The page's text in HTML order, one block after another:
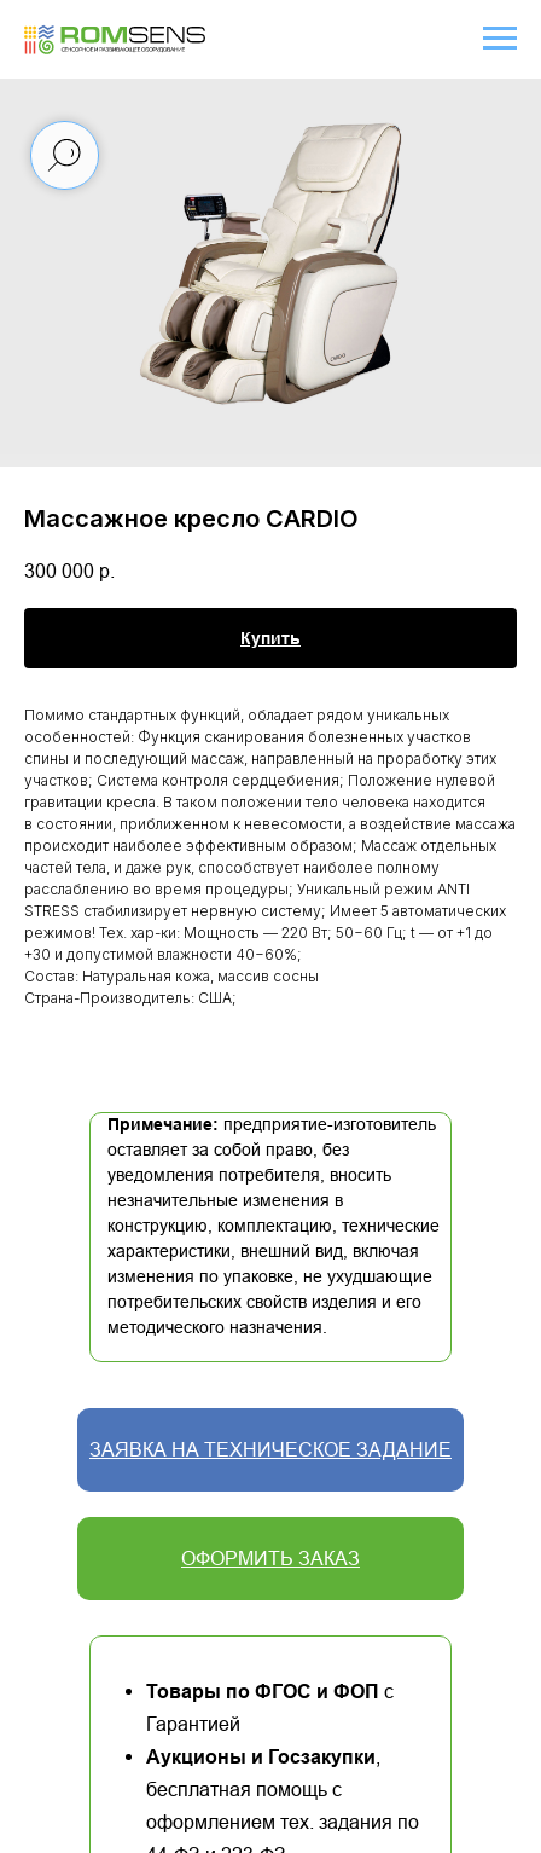
Массажное кресло CARDIO
300 000 р.
Купить
Помимо стандартных функций, обладает рядом уникальных
особенностей: Функция сканирования болезненных участков
спины и последующий массаж, направленный на проработку этих
участков; Система контроля сердцебиения; Положение нулевой
гравитации кресла. В таком положении тело человека находится
в состоянии, приближенном к невесомости, а воздействие массажа
происходит наиболее эффективным образом; Массаж отдельных
частей тела, и даже рук, способствует наиболее полному
расслаблению во время процедуры; Уникальный режим ANTI
STRESS стабилизирует нервную систему; Имеет 5 автоматических
режимов! Тех. хар-ки: Мощность — 220 Вт; 50−60 Гц; t — от +1 до
+30 и допустимой влажности 40−60%;
Состав: Натуральная кожа, массив сосны
Страна-Производитель: США;
ЗАЯВКА НА ТЕХНИЧЕСКОЕ ЗАДАНИЕ
ОФОРМИТЬ ЗАКАЗ
Товары по ФГОС и ФОП с
Гарантией
Аукционы и Госзакупки
бесплатная помощь с
оформлением тех. задания по
Примечание: предприятие-изготовитель
оставляет за собой право, без
уведомления потребителя, вносить
незначительные изменения в
конструкцию, комплектацию, технические
характеристики, внешний вид, включая
изменения по упаковке, не ухудшающие
потребительских свойств изделия и его
методического назначения.